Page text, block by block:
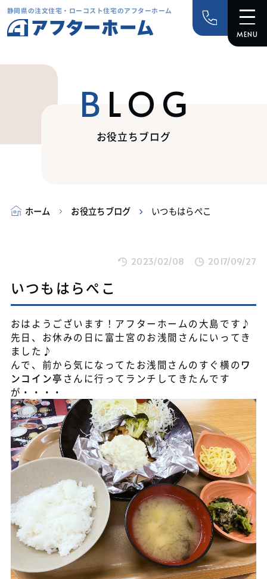
静岡県の注文住宅・ローコスト住宅のアフターホーム
BLOG
お役立ちブログ
ホーム お役立ちブログ いつもはらぺこ
2023/02/08 2017/09/27
いつもはらぺこ
おはようございます！アフターホームの大島です♪
先日、お休みの日に富士宮のお浅間さんにいってき
ました♪
んで、前から気になってたお浅間さんのすぐ横の ワ
ンコイン亭 さんに行ってランチしてきたんです
が・・・・